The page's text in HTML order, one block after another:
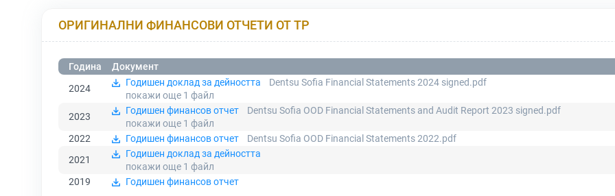
ОРИГИНАЛНИ ФИНАНСОВИ ОТЧЕТИ ОТ ТР
Година
Документ
2024
Годишен доклад за дейността
Dentsu Sofia Financial Statements 2024 signed.pdf
покажи още 1 файл
2023
Годишен финансов отчет
Dentsu Sofia OOD Financial Statements and Audit Report 2023 signed.pdf
покажи още 1 файл
2022
Годишен финансов отчет
Dentsu Sofia OOD Financial Statements 2022.pdf
2021
Годишен доклад за дейността
покажи още 1 файл
2019
Годишен финансов отчет